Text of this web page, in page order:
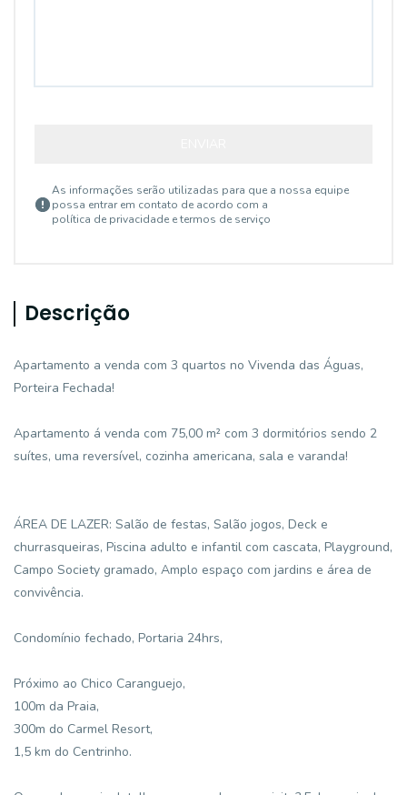
As informações serão utilizadas para que a nossa equipe
possa entrar em contato de acordo com a
política de privacidade e termos de serviço
Descrição
Apartamento a venda com 3 quartos no Vivenda das Águas,
Porteira Fechada!
Apartamento á venda com 75,00 m² com 3 dormitórios sendo 2
suítes, uma reversível, cozinha americana, sala e varanda!
ÁREA DE LAZER: Salão de festas, Salão jogos, Deck e
churrasqueiras, Piscina adulto e infantil com cascata, Playground,
Campo Society gramado, Amplo espaço com jardins e área de
convivência.
Condomínio fechado, Portaria 24hrs,
Próximo ao Chico Caranguejo,
100m da Praia,
300m do Carmel Resort,
1,5 km do Centrinho.